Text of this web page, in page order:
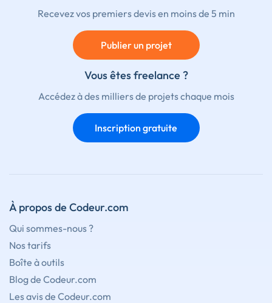
Recevez vos premiers devis en moins de 5 min
Publier un projet
Vous êtes freelance ?
Accédez à des milliers de projets chaque mois
Inscription gratuite
À propos de Codeur.com
Qui sommes-nous ?
Nos tarifs
Boîte à outils
Blog de Codeur.com
Les avis de Codeur.com